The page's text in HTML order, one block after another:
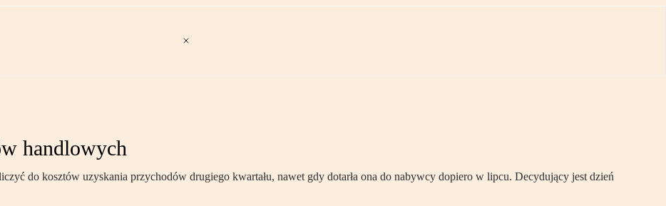
handlowych
do kosztów uzyskania przychodów drugiego kwartału, nawet gdy dotarła ona do nabywcy dopiero w lipcu. Decydujący jest dzień